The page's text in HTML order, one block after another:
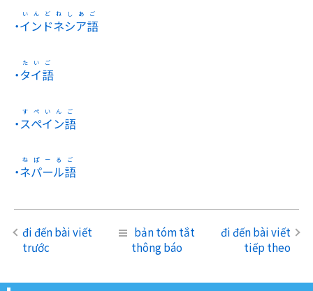
にほんご
えいご
・インドネシア語
・タイ語
・スペイン語
・ネパール語
đi đến bài viết
trước
bản tóm tắt
thông báo
đi đến bài viết
tiếp theo